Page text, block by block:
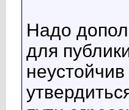
Надо
для